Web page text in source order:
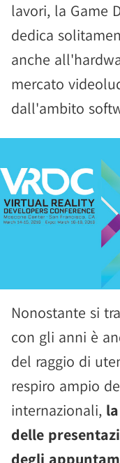
lavori, la Game
dedica
anche
mercato
dall'ambito
Nonostante si
con gli anni è
del raggio di
respiro ampio
internazionali,
delle
degli